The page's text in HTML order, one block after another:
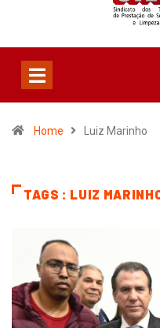
Home Luiz Marinho
TAGS : LUIZ